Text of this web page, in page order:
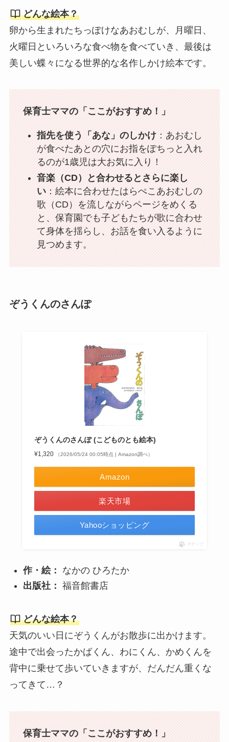
どんな絵本？
卵から生まれたちっぽけなあおむしが、月曜日、
火曜日といろいろな食べ物を食べていき、最後は
美しい蝶々になる世界的な名作しかけ絵本です。
保育士ママの「ここがおすすめ！」
指先を使う「あな」のしかけ：あおむし
が食べたあとの穴にお指をぽちっと入れ
るのが1歳児は大お気に入り！
音楽（CD）と合わせるとさらに楽し
い：絵本に合わせたはらぺこあおむしの
歌（CD）を流しながらページをめくる
と、保育園でも子どもたちが歌に合わせ
て身体を揺らし、お話を食い入るように
見つめます。
ぞうくんのさんぽ
ぞうくんのさんぽ (こどものとも絵本)
¥1,320 （2026/05/24 00:05時点 | Amazon調べ）
Amazon
楽天市場
Yahooショッピング
ポチップ
作・絵：
なかの ひろたか
出版社： 福音館書店
どんな絵本？
天気のいい日にぞうくんがお散歩に出かけます。
途中で出会ったかばくん、わにくん、かめくんを
背中に乗せて歩いていきますが、だんだん重くな
ってきて…？
保育士ママの「ここがおすすめ！」